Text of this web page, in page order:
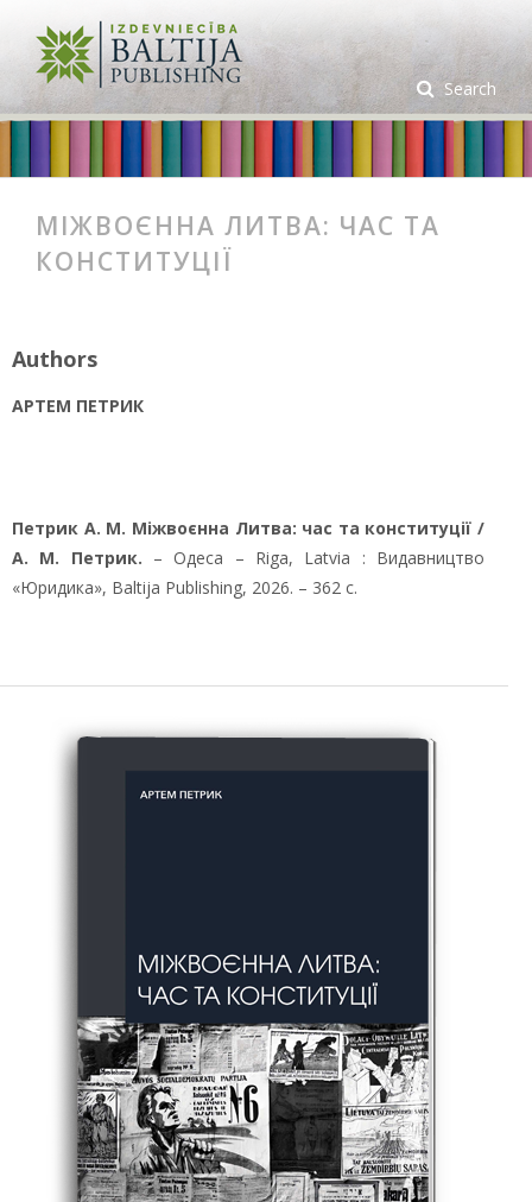
Search
МІЖВОЄННА ЛИТВА: ЧАС ТА
КОНСТИТУЦІЇ
Authors
АРТЕМ ПЕТРИК
Петрик А. М. Міжвоєнна Литва: час та конституції /
А. М. Петрик. – Одеса – Riga, Latvia : Видавництво
«Юридика», Baltija Publishing, 2026. – 362 с.